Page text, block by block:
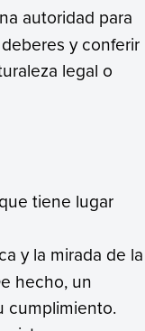
autoridad para
y conferir
legal o
tiene lugar
y la mirada de la
hecho, un
cumplimiento.